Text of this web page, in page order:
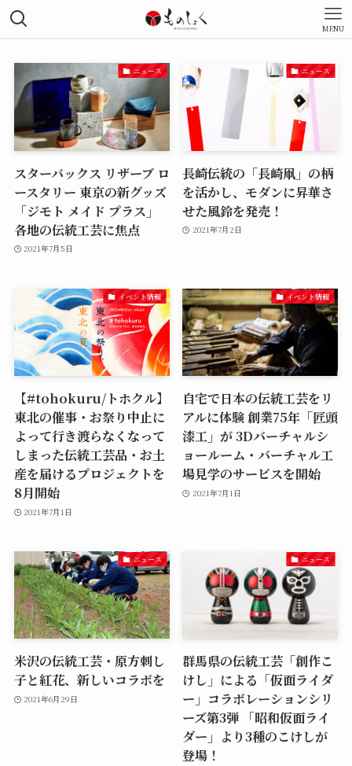
MENU
ニュース
スターバックス リザーブ ロ
ースタリー 東京の新グッズ
「ジモト メイド プラス」
各地の伝統工芸に焦点
2021年7月5日
ニュース
長崎伝統の「長崎凧」の柄
を活かし、モダンに昇華さ
せた風鈴を発売！
2021年7月2日
イベント情報
【#tohokuru/トホクル】
東北の催事・お祭り中止に
よって行き渡らなくなって
しまった伝統工芸品・お土
産を届けるプロジェクトを
8月開始
2021年7月1日
イベント情報
自宅で日本の伝統工芸をリ
アルに体験 創業75年「匠頭
漆工」が 3Dバーチャルシ
ョールーム・バーチャル工
場見学のサービスを開始
2021年7月1日
ニュース
米沢の伝統工芸・原方刺し
子と紅花、新しいコラボを
2021年6月29日
ニュース
群馬県の伝統工芸「創作こ
けし」による「仮面ライダ
ー」コラボレーションシリ
ーズ第3弾 「昭和仮面ライ
ダー」より3種のこけしが
登場！